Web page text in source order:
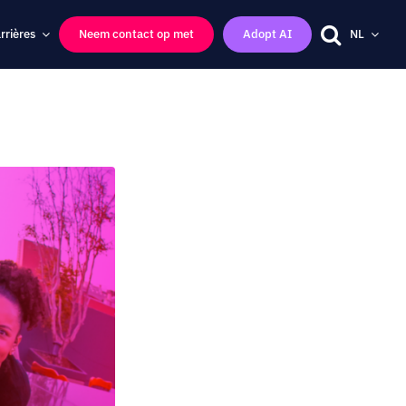
Neem contact op met Adopt AI NL